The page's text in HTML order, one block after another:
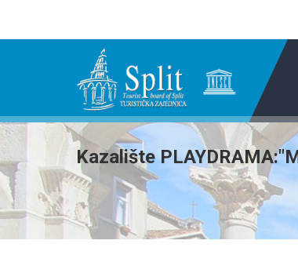
Kazalište